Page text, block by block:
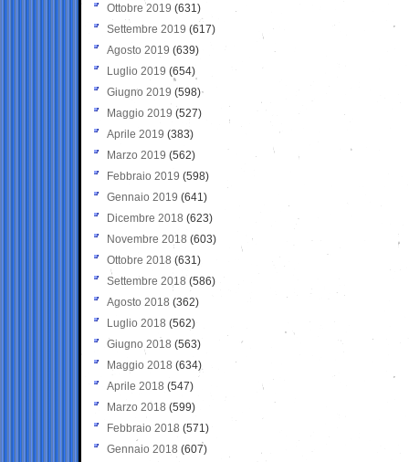
Ottobre 2019 (631)
Settembre 2019 (617)
Agosto 2019 (639)
Luglio 2019 (654)
Giugno 2019 (598)
Maggio 2019 (527)
Aprile 2019 (383)
Marzo 2019 (562)
Febbraio 2019 (598)
Gennaio 2019 (641)
Dicembre 2018 (623)
Novembre 2018 (603)
Ottobre 2018 (631)
Settembre 2018 (586)
Agosto 2018 (362)
Luglio 2018 (562)
Giugno 2018 (563)
Maggio 2018 (634)
Aprile 2018 (547)
Marzo 2018 (599)
Febbraio 2018 (571)
Gennaio 2018 (607)